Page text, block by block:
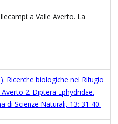
Valle Averto. La
Ricerche biologiche nel Rifugio
2. Diptera Ephydridae.
di Scienze Naturali, 13: 31-40.